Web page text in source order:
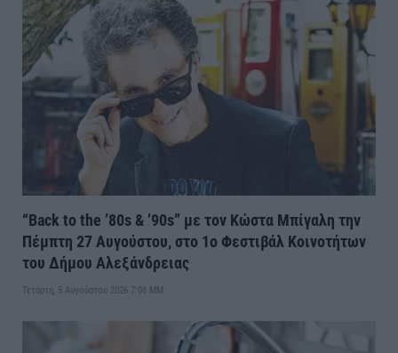
“Back to the ’80s & ’90s” με τον Κώστα Μπίγαλη την
Πέμπτη 27 Αυγούστου, στο 1ο Φεστιβάλ Κοινοτήτων
του Δήμου Αλεξάνδρειας
Τετάρτη, 5 Αυγούστου 2026 7:08 ΜΜ